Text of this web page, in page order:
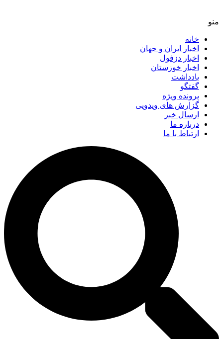
منو
خانه
اخبار ایران و جهان
اخبار دزفول
اخبار خوزستان
یادداشت
گفتگو
پرونده ویژه
گزارش های ویدویی
ارسال خبر
درباره ما
ارتباط با ما